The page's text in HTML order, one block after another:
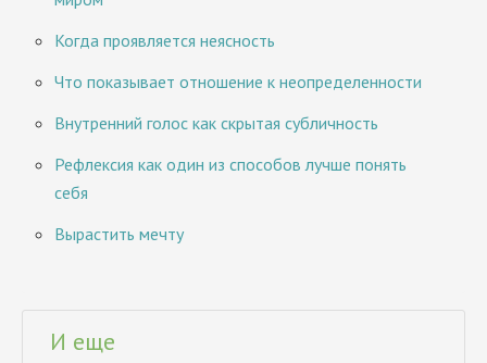
Когда проявляется неясность
Что показывает отношение к неопределенности
Внутренний голос как скрытая субличность
Рефлексия как один из способов лучше понять
себя
Вырастить мечту
И еще